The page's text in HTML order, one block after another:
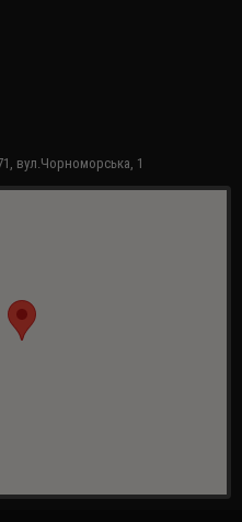
вул.Чорноморська, 1